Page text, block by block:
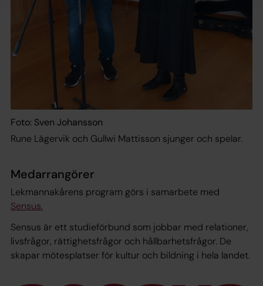
Foto: Sven Johansson
Rune Lägervik och Gullwi Mattisson sjunger och spelar.
Medarrangörer
Lekmannakårens program görs i samarbete med
Sensus.
Sensus är ett studieförbund som jobbar med relationer,
livsfrågor, rättighetsfrågor och hållbarhetsfrågor. De
skapar mötesplatser för kultur och bildning i hela landet.